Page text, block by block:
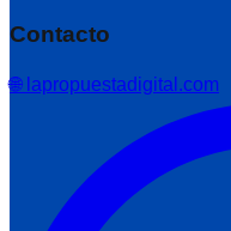
Contacto
🌐 lapropuestadigital.com